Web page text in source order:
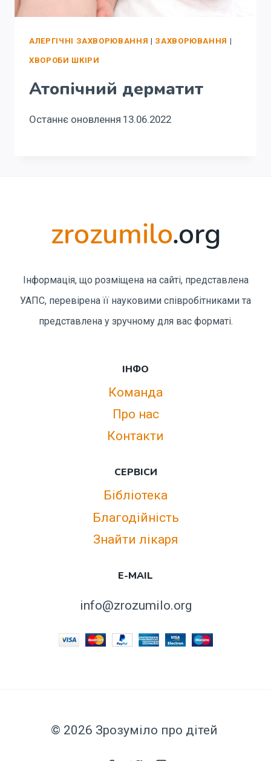
АЛЕРГІЧНІ ЗАХВОРЮВАННЯ | ЗАХВОРЮВАННЯ |
ХВОРОБИ ШКІРИ
Атопічний дерматит
Останнє оновлення 13.06.2022
Інформація, що розміщена на сайті, представлена
УАПС, перевірена її науковими співробітниками та
представлена у зручному для вас форматі.
ІНФО
Команда
Про нас
Контакти
СЕРВІСИ
Бібліотека
Благодійність
Знайти лікаря
E-MAIL
info@zrozumilo.org
© 2026 Зрозуміло про дітей